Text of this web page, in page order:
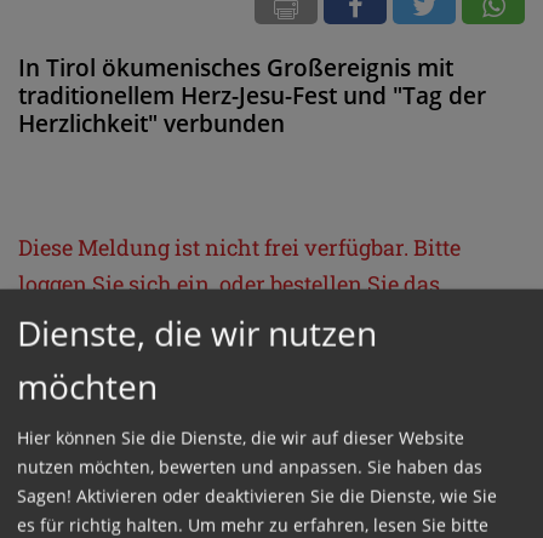
In Tirol ökumenisches Großereignis mit
traditionellem Herz-Jesu-Fest und "Tag der
Herzlichkeit" verbunden
Diese Meldung ist nicht frei verfügbar. Bitte
loggen Sie sich ein, oder bestellen Sie das
Produkt
Kathpress_online
GESCHÜTZTER BEREICH
Bitte melden Sie sich mit Ihrem Benutzernamen
und Passwort an.
Dienste, die wir nutzen
möchten
Hier können Sie die Dienste, die wir auf dieser Website
nutzen möchten, bewerten und anpassen. Sie haben das
Sagen! Aktivieren oder deaktivieren Sie die Dienste, wie Sie
es für richtig halten. Um mehr zu erfahren, lesen Sie bitte